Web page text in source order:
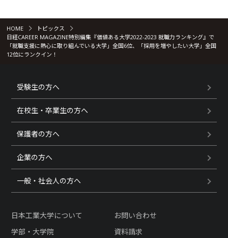
HOME
トピックス
日経CAREER MAGAZINE特別編集『価値ある大学2022-2023 就職力ランキング』で
「就職支援に熱心に取り組んでいる大学」全国6位、「採用を増やしたい大学」全国
12位にランクイン！
受験生の方へ
在校生・卒業生の方へ
保護者の方へ
企業の方へ
一般・社会人の方へ
日本工業大学について
学部・大学院
お問い合わせ
資料請求